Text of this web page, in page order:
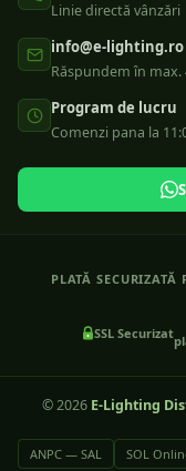
Linie directă vânzări
info@e-lighting.ro
Răspundem în max.
Program de lucru
Comenzi pana la
PLATĂ SECURIZATĂ
SSL Securizat
©2026 E-Lighting
ANPC — SAL SOL